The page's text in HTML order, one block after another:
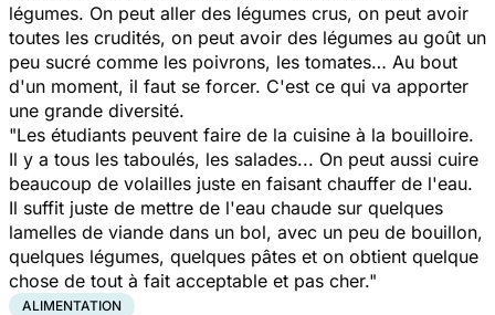
légumes. On peut aller des légumes crus, on peut avoir
toutes les crudités, on peut avoir des légumes au goût un
peu sucré comme les poivrons, les tomates… Au bout
d'un moment, il faut se forcer. C'est ce qui va apporter
une grande diversité.
"Les étudiants peuvent faire de la cuisine à la bouilloire.
Il y a tous les taboulés, les salades... On peut aussi cuire
beaucoup de volailles juste en faisant chauffer de l'eau.
Il suffit juste de mettre de l'eau chaude sur quelques
lamelles de viande dans un bol, avec un peu de bouillon,
quelques légumes, quelques pâtes et on obtient quelque
chose de tout à fait acceptable et pas cher."
ALIMENTATION